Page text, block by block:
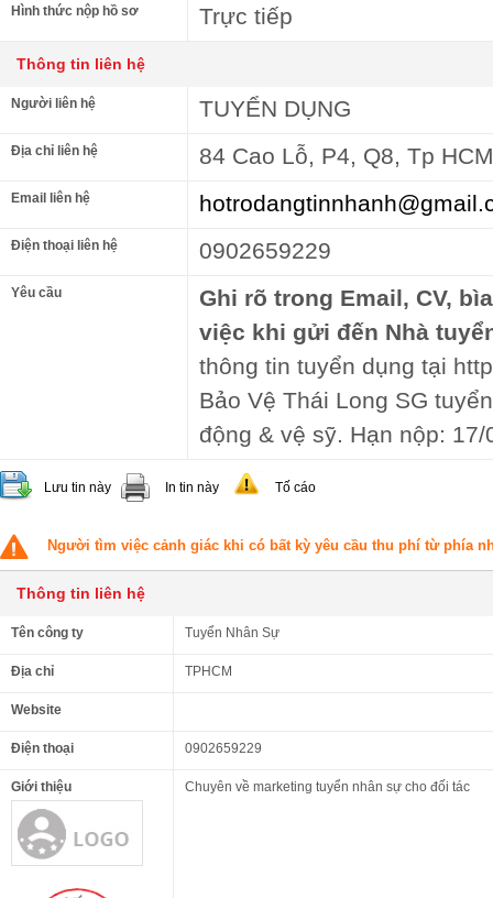
Hình thức nộp hồ sơ Trực tiếp
Thông tin liên hệ
Người liên hệ TUYỂN DỤNG
Địa chỉ liên hệ 84 Cao Lỗ, P4, Q8, Tp HCM
Email liên hệ
Điện thoại liên hệ 0902659229
Yêu cầu
Ghi rõ trong Email, CV,
việc khi gửi đến Nhà
thông tin tuyển dụng tại
Bảo Vệ Thái Long SG
động & vệ sỹ. Hạn nộp: 17/
Lưu tin này In tin này Tố cáo
Người tìm việc cảnh giác khi có bất kỳ yêu cầu thu phí từ phía
Thông tin liên hệ
Tên công ty Tuyển Nhân Sự
Địa chỉ TPHCM
Website
Điện thoại 0902659229
Giới thiệu Chuyên về marketing tuyển nhân sự cho đối tác